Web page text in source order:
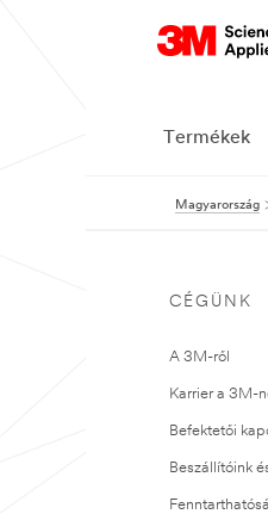
Termékek
Magyarország
CÉGÜNK
A 3M-ről
Karrier a 3M-
Befektetői
Beszállítóink